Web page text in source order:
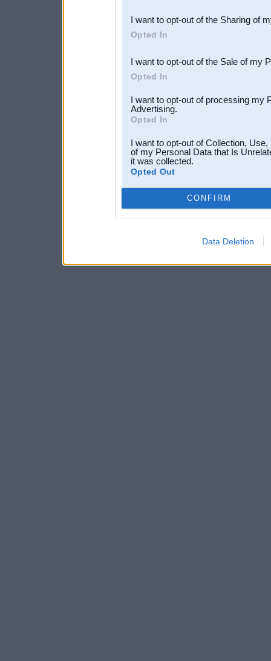
Downstream Participants
third parties.
I want to opt-out of the Sharing of
Opted In
I want to opt-out of the Sale of my
Opted In
I want to opt-out of processing my
Advertising.
Opted In
I want to opt-out of Collection,
of my Personal Data that Is
it was collected.
Opted Out
CONFIRM
Data Deletion